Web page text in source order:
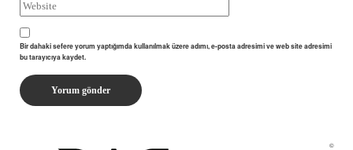
Bir dahaki sefere yorum yaptığımda kullanılmak üzere adımı, e-posta adresimi ve web site adresimi
bu tarayıcıya kaydet.
©